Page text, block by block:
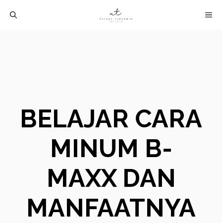
BELAJAR CARA
MINUM B-
MAXX DAN
MANFAATNYA